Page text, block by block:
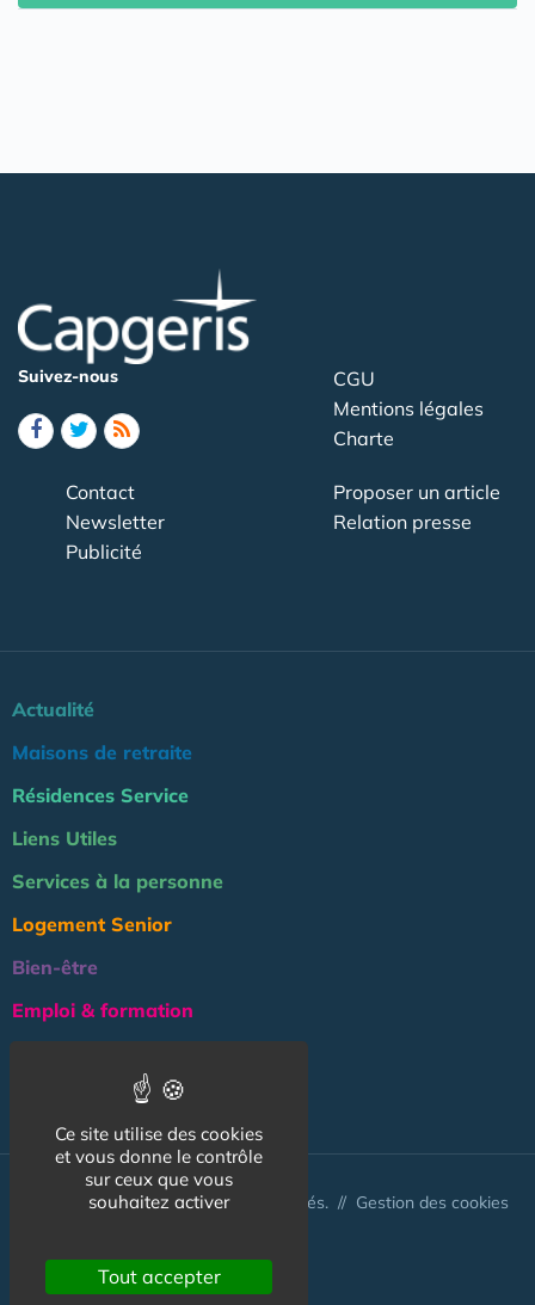
Suivez-nous
CGU
Mentions légales
Charte
Contact
Newsletter
Publicité
Proposer un article
Relation presse
Actualité
Maisons de retraite
Résidences Service
Liens Utiles
Services à la personne
Logement Senior
Bien-être
Emploi & formation
NOS AUTRES SITES :
© Australis 2026 - Tous droits réservés. // Gestion des cookies
Ce site utilise des cookies
et vous donne le contrôle
sur ceux que vous
souhaitez activer
Tout accepter